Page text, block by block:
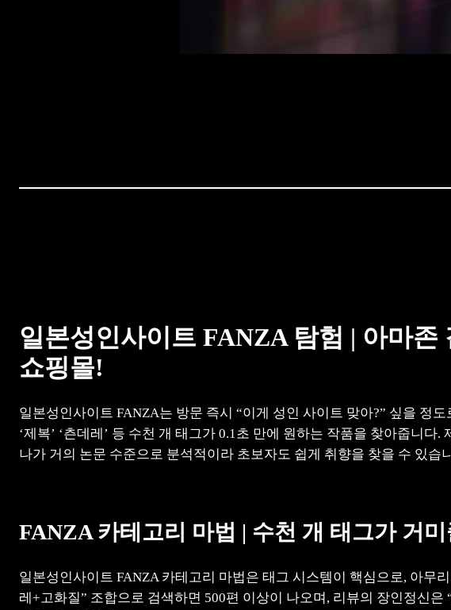
일본성인사이트 FANZA 탐험 | 아마
쇼핑몰!
일본성인사이트 FANZA는 방문 즉시 “이게 성인 사이트 맞아?” 싶을 정
‘제복’ ‘츤데레’ 등 수천 개 태그가 0.1초 만에 원하는 작품을 찾아줍니
나가 거의 논문 수준으로 분석적이라 초보자도 쉽게 취향을 찾을 수 있습
FANZA 카테고리 마법 | 수천 개 태그가 거
일본성인사이트 FANZA 카테고리 마법은 태그 시스템이 핵심으로, 아무
레+고화질” 조합으로 검색하면 500편 이상이 나오며, 리뷰의 장인정신